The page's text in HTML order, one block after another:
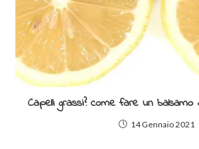
Capelli grassi? come fare un balsamo
14 Gennaio 2021